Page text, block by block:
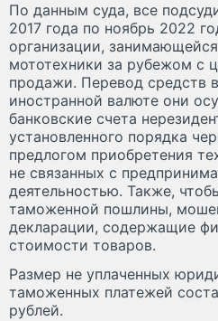
По данным суда, все
2017 года по ноябрь 2022
организации,
мототехники за рубежом с
продажи. Перевод средств
иностранной валюте они
банковские счета
установленного порядка
предлогом приобретения
не связанных с
деятельностью. Также,
таможенной пошлины,
декларации, содержащие
стоимости товаров.
Размер не уплаченных
таможенных платежей
рублей.